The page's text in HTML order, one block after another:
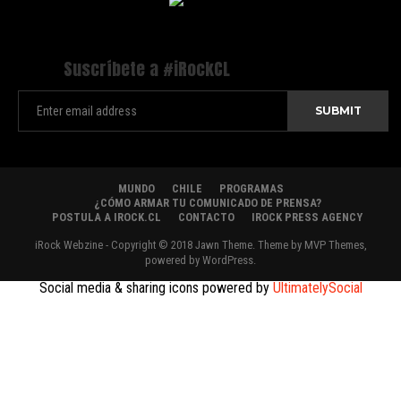
Suscríbete a #iRockCL
MUNDO CHILE
PROGRAMAS
¿CÓMO ARMAR TU COMUNICADO DE PRENSA?
POSTULA A IROCK.CL
CONTACTO IROCK PRESS AGENCY
iRock Webzine - Copyright © 2018 Jawn Theme. Theme by MVP Themes,
powered by WordPress.
Social media & sharing icons powered by UltimatelySocial